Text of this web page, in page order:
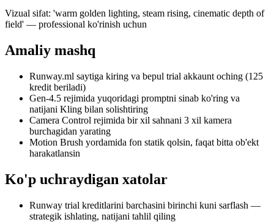
Vizual sifat: 'warm golden lighting, steam rising, cinematic depth of
field' — professional ko'rinish uchun
Amaliy mashq
Runway.ml saytiga kiring va bepul trial akkaunt oching (125
kredit beriladi)
Gen-4.5 rejimida yuqoridagi promptni sinab ko'ring va
natijani Kling bilan solishtiring
Camera Control rejimida bir xil sahnani 3 xil kamera
burchagidan yarating
Motion Brush yordamida fon statik qolsin, faqat bitta ob'ekt
harakatlansin
Ko'p uchraydigan xatolar
Runway trial kreditlarini barchasini birinchi kuni sarflash —
strategik ishlating, natijani tahlil qiling